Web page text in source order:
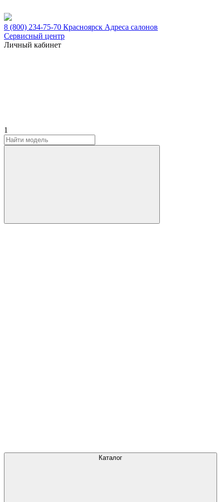
8 (800) 234-75-70 Красноярск Адреса салонов
Сервисный центр
Личный кабинет
1
Каталог